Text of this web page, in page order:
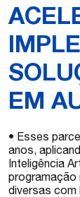
EM
• Esses
anos,
Inteligência
diversas